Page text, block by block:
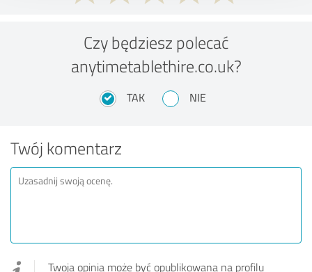
Czy będziesz polecać
anytimetablethire.co.uk?
TAK NIE
Twój komentarz
Twoja opinia może być opublikowana na profilu